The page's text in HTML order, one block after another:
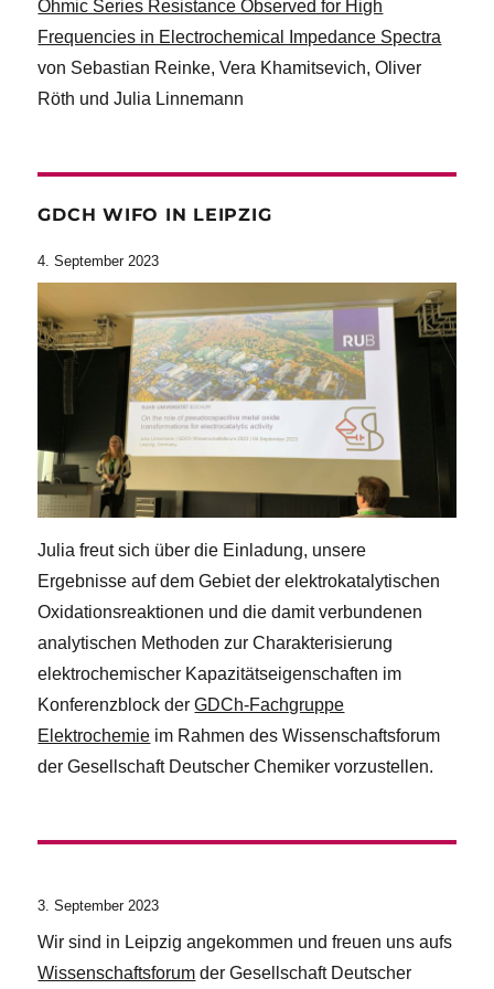
Ohmic Series Resistance Observed for High
Frequencies in Electrochemical Impedance Spectra
von Sebastian Reinke, Vera Khamitsevich, Oliver
Röth und Julia Linnemann
GDCH WIFO IN LEIPZIG
4. September 2023
Julia freut sich über die Einladung, unsere
Ergebnisse auf dem Gebiet der elektrokatalytischen
Oxidationsreaktionen und die damit verbundenen
analytischen Methoden zur Charakterisierung
elektrochemischer Kapazitätseigenschaften im
Konferenzblock derGDCh-Fachgruppe
Elektrochemie im Rahmen des Wissenschaftsforum
der Gesellschaft Deutscher Chemiker vorzustellen.
3. September 2023
Wir sind in Leipzig angekommen und freuen uns aufs
Wissenschaftsforum der Gesellschaft Deutscher